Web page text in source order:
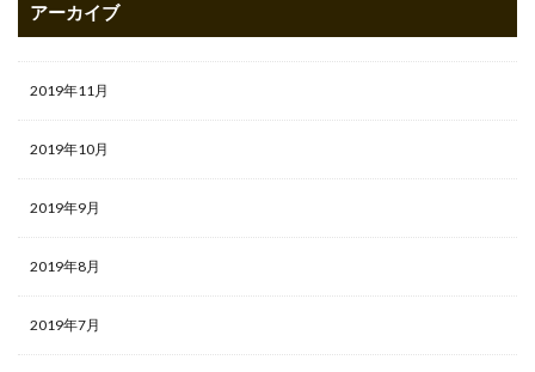
アーカイブ
2019年11月
2019年10月
2019年9月
2019年8月
2019年7月